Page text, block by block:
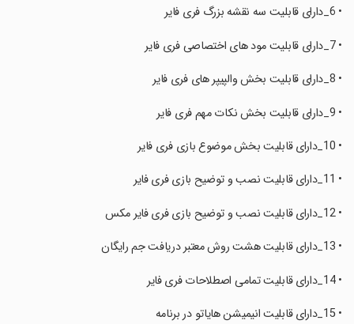
‏• 6_دارای قابلیت سه نقشه بزرگ فری فایر
‏• 7_دارای قابلیت مود های اختصاصی‌ فری فایر
‏• 8_دارای قابلیت بخش والپیپر های فری فایر
‏• 9_دارای قابلیت بخش نکات مهم فری فایر
‏• 10_دارای قابلیت بخش موضوع بازی فری فایر
‏• 11_دارای قابلیت نصب و توضیح بازی فری فایر
‏• 12_دارای قابلیت نصب و توضیح بازی فری فایر مکس
‏• 13_دارای قابلیت هشت روش معتبر دریافت جم رایگان
‏• 14_دارای قابلیت تمامی اصطلاحات فری فایر
‏• 15_دارای قابلیت انیمیشن هایاتو در برنامه